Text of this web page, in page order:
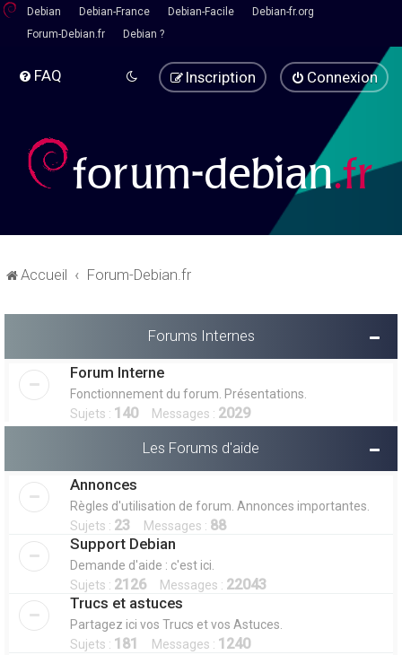
Debian Debian-France Debian-Facile
Debian-fr.org
Forum-Debian.fr
Debian ?
FAQ Connexion
Inscription
Accueil Forum-Debian.fr
Forums Internes
Forum Interne
Fonctionnement du forum. Présentations.
Sujets : 140Messages : 2029
Les Forums d'aide
Annonces
Règles d'utilisation de forum. Annonces importantes.
Sujets : 23 Messages : 88
Support Debian
Demande d'aide : c'est ici.
Sujets : 2126Messages : 22043
Trucs et astuces
Partagez ici vos Trucs et vos Astuces.
Sujets : 181 Messages : 1240